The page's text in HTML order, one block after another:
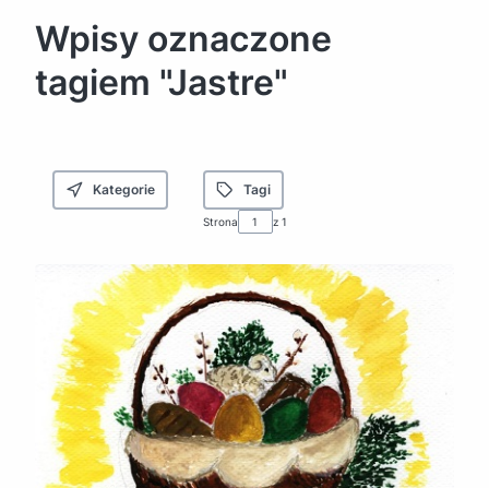
Wpisy oznaczone
tagiem "Jastre"
Kategorie Tagi
Strona z 1